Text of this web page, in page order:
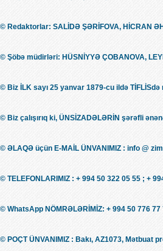
© Redaktorlar: SALİDƏ ŞƏRİFOVA, HİCRAN
© Şöbə müdirləri: HÜSNİYYƏ ÇOBANOVA,
© Biz İLK sayı 25 yanvar 1879-cu ildə
© Biz çalışırıq ki, ÜNSİZADƏLƏRİN şərəfli
© ƏLAQƏ üçün E-MAİL ÜNVANIMIZ : info @
© TELEFONLARIMIZ : + 994 50 322 05 55 ; +
© WhatsApp NÖMRƏLƏRİMİZ: + 994 50 776 77
© POÇT ÜNVANIMIZ : Bakı, AZ1073, Mətbuat